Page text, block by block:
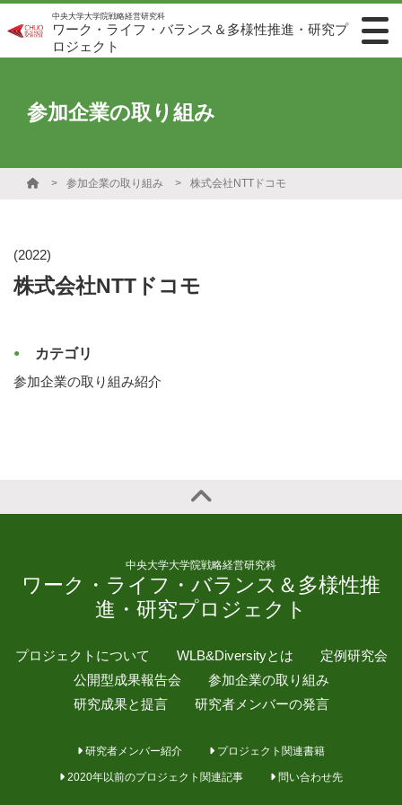
中央大学大学院戦略経営研究科
ワーク・ライフ・バランス＆多様性推進・研究プ
ロジェクト
参加企業の取り組み
参加企業の取り組み 株式会社NTTドコモ
(2022)
株式会社NTTドコモ
カテゴリ
参加企業の取り組み紹介
中央大学大学院戦略経営研究科
ワーク・ライフ・バランス＆多様性推
進・研究プロジェクト
プロジェクトについて WLB&Diversityとは
定例研究会
公開型成果報告会
参加企業の取り組み
研究成果と提言
研究者メンバーの発言
研究者メンバー紹介 プロジェクト関連書籍
2020年以前のプロジェクト関連記事 問い合わせ先